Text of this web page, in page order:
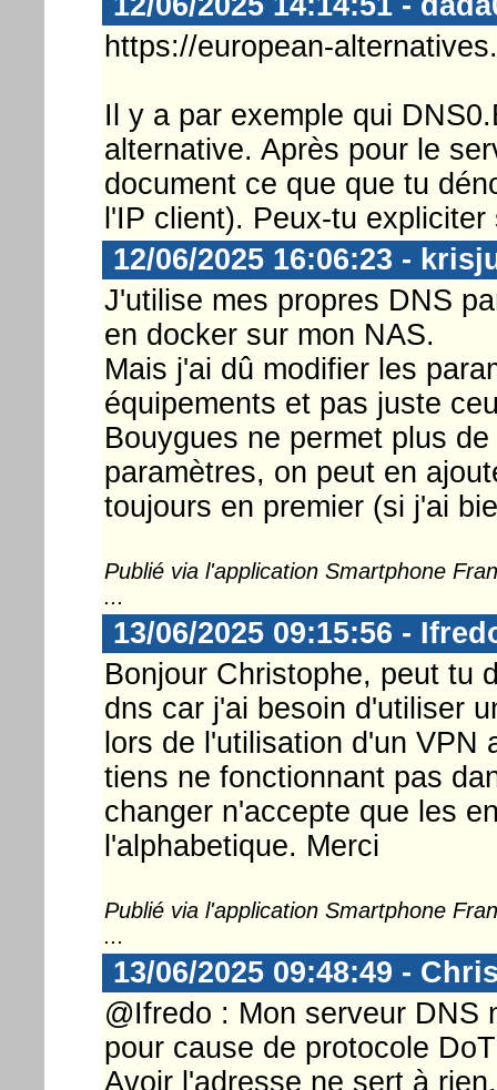
https://european-
Il y a par exemple qui
alternative. Après pour le
document ce que que tu
l'IP client). Peux-tu
12/06/2025 16:06:23 -
J'utilise mes propres DNS
en docker sur mon NAS.
Mais j'ai dû modifier les
équipements et pas juste
Bouygues ne permet plus
paramètres, on peut en
toujours en premier (si j'ai
Publié via l'application Smartphone
...
13/06/2025 09:15:56 -
Bonjour Christophe, peut tu
dns car j'ai besoin d'utiliser
lors de l'utilisation d'un
tiens ne fonctionnant pas
changer n'accepte que les
l'alphabetique. Merci
Publié via l'application Smartphone
...
13/06/2025 09:48:49 -
@Ifredo : Mon serveur DNS
pour cause de protocole
Avoir l'adresse ne sert à